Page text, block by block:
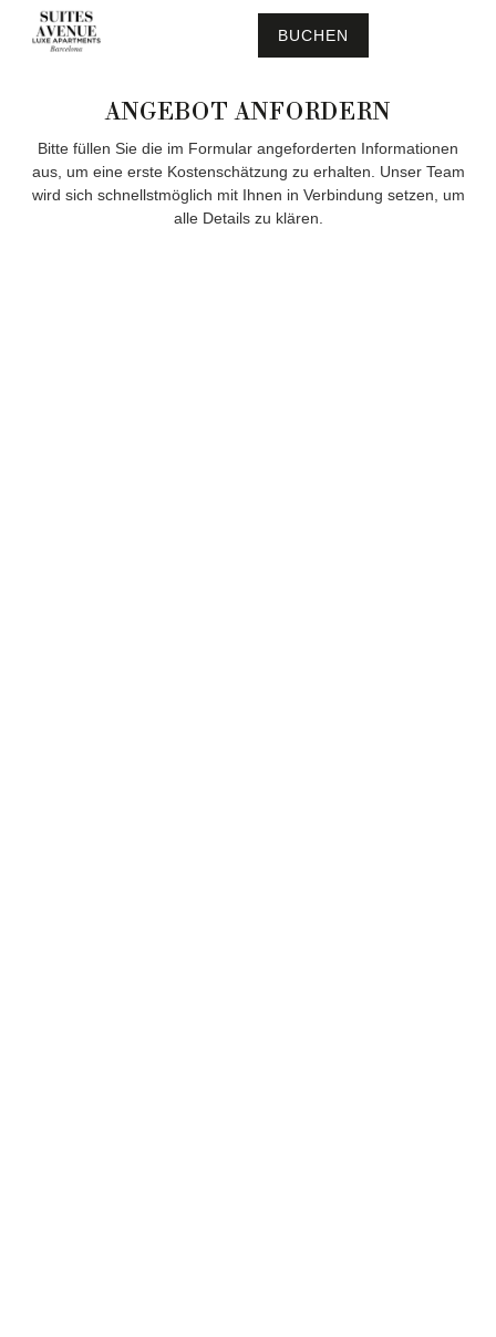
BUCHEN
ANGEBOT ANFORDERN
Bitte füllen Sie die im Formular angeforderten Informationen
aus, um eine erste Kostenschätzung zu erhalten. Unser Team
wird sich schnellstmöglich mit Ihnen in Verbindung setzen, um
alle Details zu klären.